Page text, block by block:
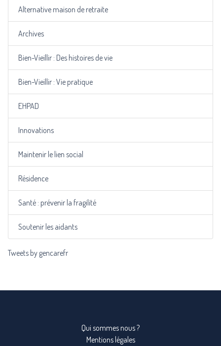
Alternative maison de retraite
Archives
Bien-Vieillir : Des histoires de vie
Bien-Vieillir : Vie pratique
EHPAD
Innovations
Maintenir le lien social
Résidence
Santé : prévenir la fragilité
Soutenir les aidants
Tweets by gencarefr
Qui sommes nous ?
Mentions légales